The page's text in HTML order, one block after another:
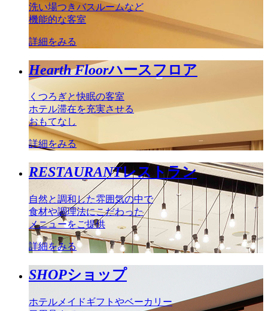
洗い場つきバスルームなど
機能的な客室
詳細をみる
Hearth Floorハースフロア
くつろぎと快眠の客室
ホテル滞在を充実させる
おもてなし
詳細をみる
RESTAURANTレストラン
自然と調和した雰囲気の中で
食材や調理法にこだわった
メニューをご提供
詳細をみる
SHOPショップ
ホテルメイドギフトやベーカリー